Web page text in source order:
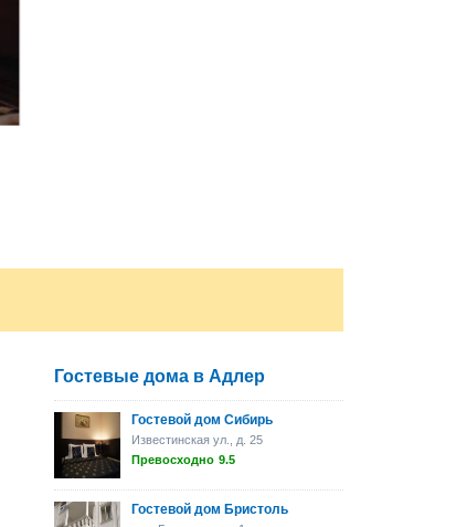
Гостевые дома в Адлер
Гостевой дом Сибирь
Известинская ул., д. 25
Превосходно 9.5
Гостевой дом Бристоль